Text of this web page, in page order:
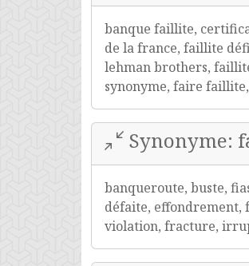
banque faillite,
de la france, faillite
lehman brothers,
synonyme, faire
Synonyme:
banqueroute, buste,
défaite, effondrement,
violation, fracture,